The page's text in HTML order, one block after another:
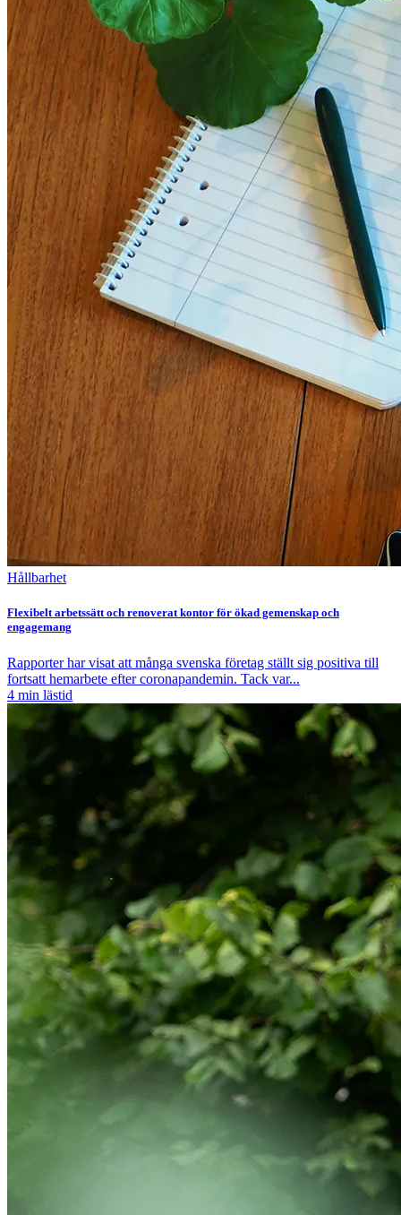
Hållbarhet
Flexibelt arbetssätt och renoverat kontor för ökad gemenskap och
engagemang
Rapporter har visat att många svenska företag ställt sig positiva till
fortsatt hemarbete efter coronapandemin. Tack var...
4 min lästid